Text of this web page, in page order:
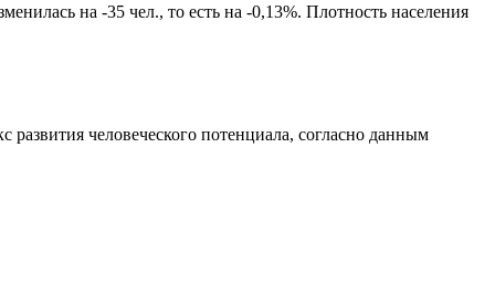
на -35 чел., то есть на -0,13%. Плотность населения
развития человеческого потенциала, согласно данным